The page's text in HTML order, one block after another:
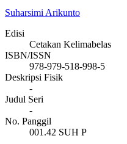
Suharsimi Arikunto
Edisi
Cetakan Kelimabelas
ISBN/ISSN
978-979-518-998-5
Deskripsi Fisik
-
Judul Seri
-
No. Panggil
001.42 SUH P